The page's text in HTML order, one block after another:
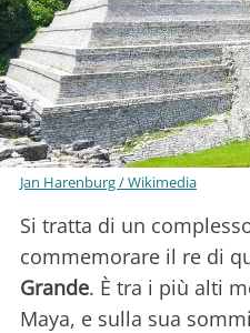
Jan Harenburg / Wikimedia
Si tratta di un
commemorare il re di
Grande. È tra i più alti
Maya, e sulla sua